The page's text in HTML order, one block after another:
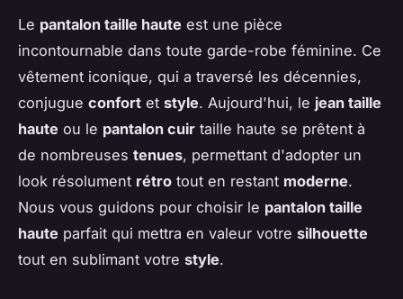
Le pantalon taille haute est une pièce
incontournable dans toute garde-robe féminine. Ce
vêtement iconique, qui a traversé les décennies,
conjugue confort et style. Aujourd'hui, le jean taille
haute ou le pantalon cuir taille haute se prêtent à
de nombreuses tenues, permettant d'adopter un
look résolument rétro tout en restant moderne.
Nous vous guidons pour choisir le pantalon taille
haute parfait qui mettra en valeur votre silhouette
tout en sublimant votre style.